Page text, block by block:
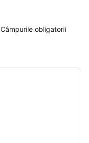
Câmpurile obligatorii